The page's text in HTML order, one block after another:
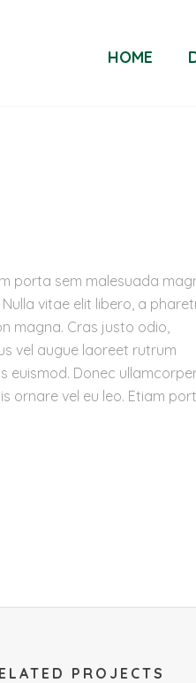
HOME
porta sem malesuada
vitae elit libero, a
magna. Cras justo odio,
vel augue laoreet rutrum
euismod. Donec
ornare vel eu leo. Etiam
PROJECTS